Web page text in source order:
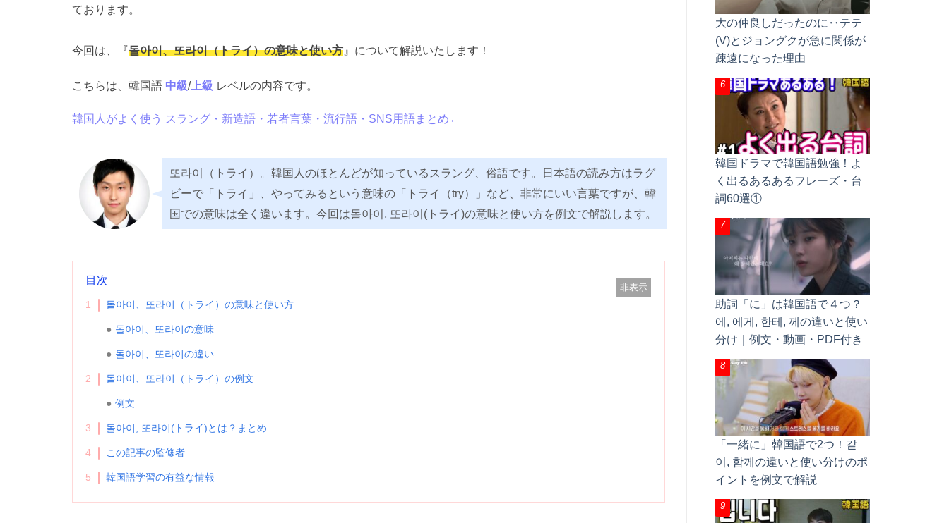
ております。
今回は、『돌아이、또라이（トライ）の意味と使い方 』について解説いたします！
こちらは、韓国語 中級/上級 レベルの内容です。
韓国人がよく使う スラング・新造語・若者言葉・流行語・SNS用語まとめ←
또라이（トライ）。韓国人のほとんどが知っているスラング、俗語です。日本語の読み方はラグ
ビーで「トライ」、やってみるという意味の「トライ（try）」など、非常にいい言葉ですが、韓
国での意味は全く違います。今回は돌아이, 또라이(トライ)の意味と使い方を例文で解説します。
目次
非表示
1 돌아이、또라이（トライ）の意味と使い方
돌아이、또라이の意味
돌아이、또라이の違い
2 돌아이、또라이（トライ）の例文
例文
3 돌아이, 또라이(トライ)とは？まとめ
4 この記事の監修者
5 韓国語学習の有益な情報
大の仲良しだったのに‥テテ
(V)とジョングクが急に関係が
疎遠になった理由
韓国ドラマで韓国語勉強！よ
く出るあるあるフレーズ・台
詞60選①
助詞「に」は韓国語で４つ？
에, 에게, 한테, 께の違いと使い
分け｜例文・動画・PDF付き
「一緒に」韓国語で2つ！같
이, 함께の違いと使い分けのポ
イントを例文で解説